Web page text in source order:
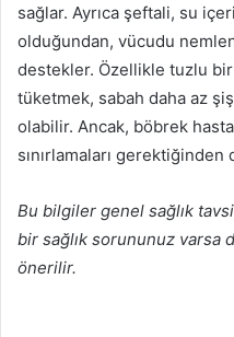
sağlar. Ayrıca şeftali, su
olduğundan, vücudu
destekler. Özellikle tuzlu
tüketmek, sabah daha az
olabilir. Ancak, böbrek
sınırlamaları gerektiğinden
Bu bilgiler genel sağlık
bir sağlık sorununuz varsa
önerilir.